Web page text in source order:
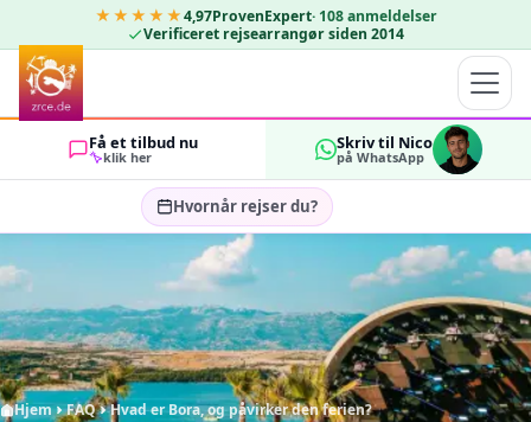
★★★★★4,97ProvenExpert· 108 anmeldelser
Verificeret rejsearrangør siden 2014
Få et tilbud nu
klik her
Skriv til Nico
på WhatsApp
Hvornår rejser du?
Vælg rejsedatoer…
GÆSTER
2 OK
Hjem FAQ Hvad er Bora, og påvirker den ferien?